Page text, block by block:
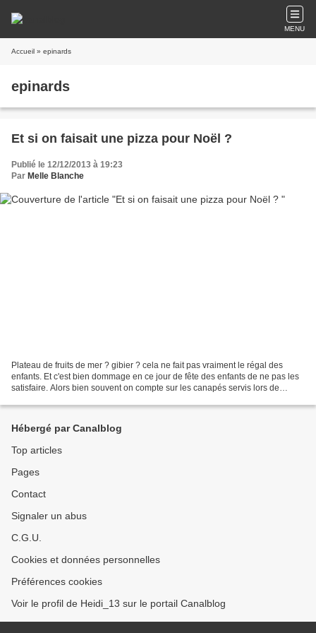
MENU
Accueil » epinards
epinards
Et si on faisait une pizza pour Noël ?
Publié le 12/12/2013 à 19:23
Par Melle Blanche
Plateau de fruits de mer ? gibier ? cela ne fait pas vraiment le régal des
enfants. Et c'est bien dommage en ce jour de fête des enfants de ne pas les
satisfaire. Alors bien souvent on compte sur les canapés servis lors de
Hébergé par Canalblog
Top articles
Pages
Contact
Signaler un abus
C.G.U.
Cookies et données personnelles
Préférences cookies
Voir le profil de Heidi_13 sur le portail Canalblog